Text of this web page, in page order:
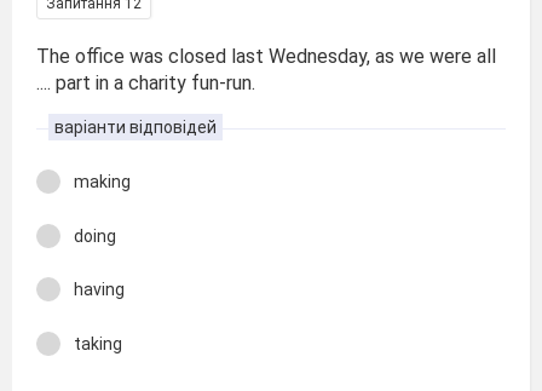
Запитання 12
The office was closed last Wednesday, as we were all
.... part in a charity fun-run.
варіанти відповідей
making
doing
having
taking